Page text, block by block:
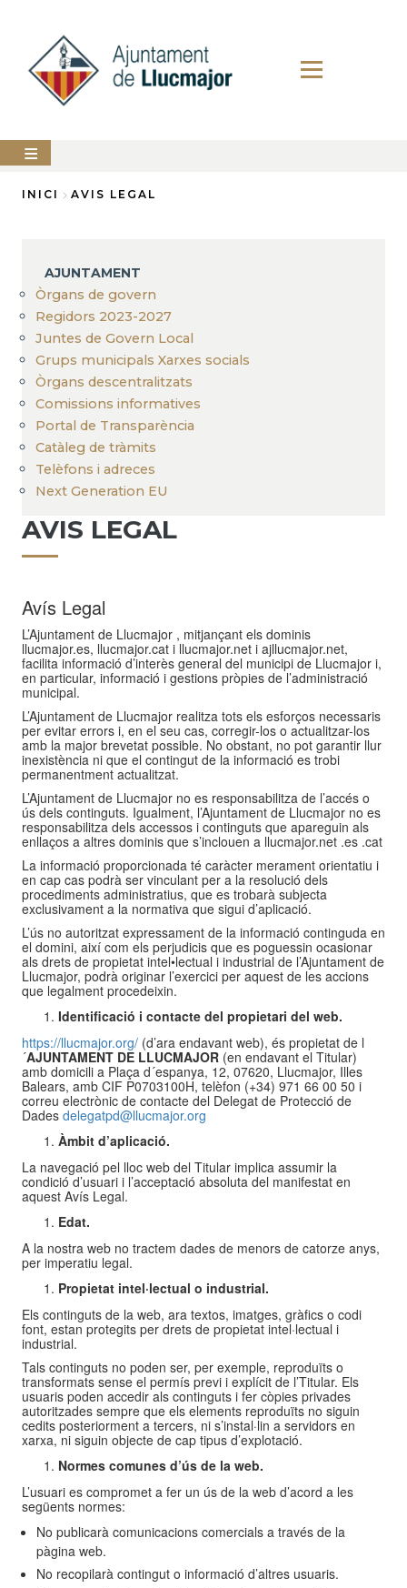
contingut
AJUNTAMENT
SERVEIS
MUNICIPALS
PERFIL
DEL
CONTRACTANT
ANUNCIS
INICI AVIS LEGAL
AJUNTAMENT
Òrgans de govern
Regidors 2023-2027
Juntes de Govern Local
Grups municipals Xarxes socials
Òrgans descentralitzats
Comissions informatives
Portal de Transparència
Catàleg de tràmits
Telèfons i adreces
Next Generation EU
AVIS LEGAL
Avís Legal
L’Ajuntament de Llucmajor , mitjançant els dominis
llucmajor.es, llucmajor.cat i llucmajor.net i ajllucmajor.net,
facilita informació d’interès general del municipi de Llucmajor i,
en particular, informació i gestions pròpies de l’administració
municipal.
L’Ajuntament de Llucmajor realitza tots els esforços necessaris
per evitar errors i, en el seu cas, corregir-los o actualitzar-los
amb la major brevetat possible. No obstant, no pot garantir llur
inexistència ni que el contingut de la informació es trobi
permanentment actualitzat.
L’Ajuntament de Llucmajor no es responsabilitza de l’accés o
ús dels continguts. Igualment, l’Ajuntament de Llucmajor no es
responsabilitza dels accessos i continguts que apareguin als
enllaços a altres dominis que s’inclouen a llucmajor.net .es .cat
La informació proporcionada té caràcter merament orientatiu i
en cap cas podrà ser vinculant per a la resolució dels
procediments administratius, que es trobarà subjecta
exclusivament a la normativa que sigui d’aplicació.
L’ús no autoritzat expressament de la informació continguda en
el domini, així com els perjudicis que es poguessin ocasionar
als drets de propietat intel•lectual i industrial de l’Ajuntament de
Llucmajor, podrà originar l’exercici per aquest de les accions
que legalment procedeixin.
Identificació i contacte del propietari del web.
https://llucmajor.org/ (d’ara endavant web), és propietat de l
´AJUNTAMENT DE LLUCMAJOR (en endavant el Titular)
amb domicili a Plaça d´espanya, 12, 07620, Llucmajor, Illes
Balears, amb CIF P0703100H, telèfon (+34) 971 66 00 50 i
correu electrònic de contacte del Delegat de Protecció de
Dades delegatpd@llucmajor.org
Àmbit d’aplicació.
La navegació pel lloc web del Titular implica assumir la
condició d’usuari i l’acceptació absoluta del manifestat en
aquest Avís Legal.
Edat.
A la nostra web no tractem dades de menors de catorze anys,
per imperatiu legal.
Propietat intel·lectual o industrial.
Els continguts de la web, ara textos, imatges, gràfics o codi
font, estan protegits per drets de propietat intel·lectual i
industrial.
Tals continguts no poden ser, per exemple, reproduïts o
transformats sense el permís previ i explícit de l’Titular. Els
usuaris poden accedir als continguts i fer còpies privades
autoritzades sempre que els elements reproduïts no siguin
cedits posteriorment a tercers, ni s’instal·lin a servidors en
xarxa, ni siguin objecte de cap tipus d’explotació.
Normes comunes d’ús de la web.
L’usuari es compromet a fer un ús de la web d’acord a les
següents normes:
No publicarà comunicacions comercials a través de la
pàgina web.
No recopilarà contingut o informació d’altres usuaris.